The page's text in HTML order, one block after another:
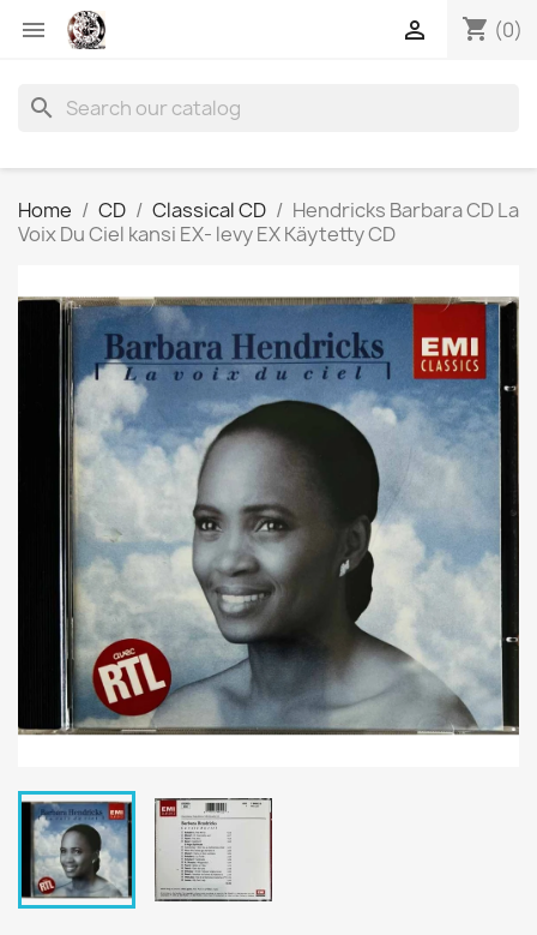
 shopping_cart (0)

search
Home CD Classical CD
Hendricks Barbara CD La
Voix Du Ciel kansi EX- levy EX Käytetty CD